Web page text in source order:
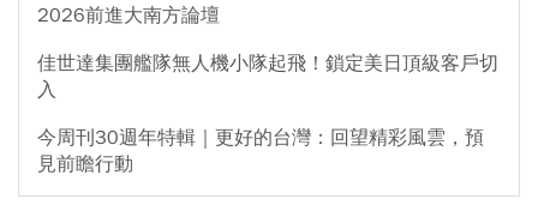
2026前進大南方論壇
佳世達集團艦隊無人機小隊起飛！鎖定美日頂級客戶切
入
今周刊30週年特輯｜更好的台灣：回望精彩風雲，預
見前瞻行動